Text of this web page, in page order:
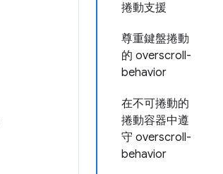
捲動支援
尊重鍵盤捲動
的 overscroll-
behavior
在不可捲動的
捲動容器中遵
守 overscroll-
behavior